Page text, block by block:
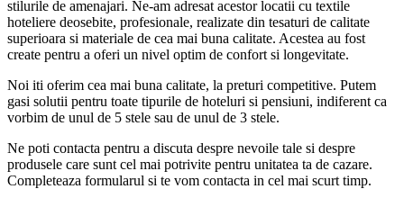
stilurile de amenajari. Ne-am adresat acestor locatii cu textile
hoteliere deosebite, profesionale, realizate din tesaturi de calitate
superioara si materiale de cea mai buna calitate. Acestea au fost
create pentru a oferi un nivel optim de confort si longevitate.
Noi iti oferim cea mai buna calitate, la preturi competitive. Putem
gasi solutii pentru toate tipurile de hoteluri si pensiuni, indiferent ca
vorbim de unul de 5 stele sau de unul de 3 stele.
Ne poti contacta pentru a discuta despre nevoile tale si despre
produsele care sunt cel mai potrivite pentru unitatea ta de cazare.
Completeaza formularul si te vom contacta in cel mai scurt timp.